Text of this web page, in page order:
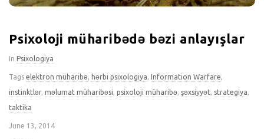
Psixoloji müharibədə bəzi anlayışlar
In Psixologiya
Tags elektron müharibə, hərbi psixologiya, Information Warfare,
instinktlər, məlumat müharibəsi, psixoloji müharibə, şəxsiyyət, strategiya,
taktika
June 13, 2014